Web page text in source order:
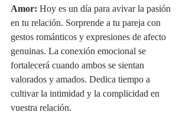
Amor: Hoy es un día para avivar la pasión
en tu relación. Sorprende a tu pareja con
gestos románticos y expresiones de afecto
genuinas. La conexión emocional se
fortalecerá cuando ambos se sientan
valorados y amados. Dedica tiempo a
cultivar la intimidad y la complicidad en
vuestra relación.